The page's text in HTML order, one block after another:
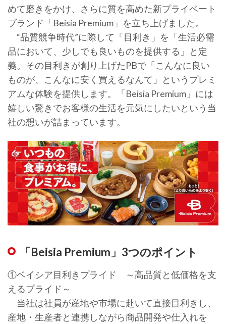
めて磨きをかけ、さらに質を高めた新プライベート
ブランド「Beisia Premium」を立ち上げました。
“品質競争時代”に際して「目利き」を「生活必需
品において、少しでも良いものを提供する」と定
義。その目利きが創り上げたPBで「こんなに良い
ものが、こんなに安く買えるなんて」というプレミ
アムな体験を提供します。「Beisia Premium」には
嬉しい驚きでお客様の生活を元気にしたいという当
社の想いが詰まっています。
「Beisia Premium」3つのポイント
①ベイシア目利きプライド ～高品質と低価格を支
えるプライド～
当社は社員が産地や市場に赴いて直接目利きし、
産地・生産者と連携しながら商品開発や仕入れを